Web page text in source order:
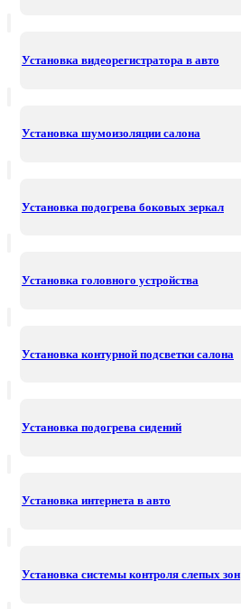
Установка видеорегистратора в авто
Установка шумоизоляции салона
Установка подогрева боковых зеркал
Установка головного устройства
Установка контурной подсветки салона
Установка подогрева сидений
Установка интернета в авто
Установка системы контроля слепых зон